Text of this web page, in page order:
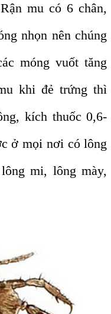
mu có 6 chân,
nhọn nên chúng
móng vuốt tăng
khi đẻ trứng thì
kích thuốc 0,6-
ở mọi nơi có lông
mi, lông mày,